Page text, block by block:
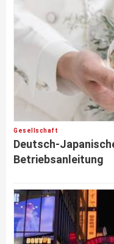
Gesellschaft
Deutsch-
Betriebsanleitung